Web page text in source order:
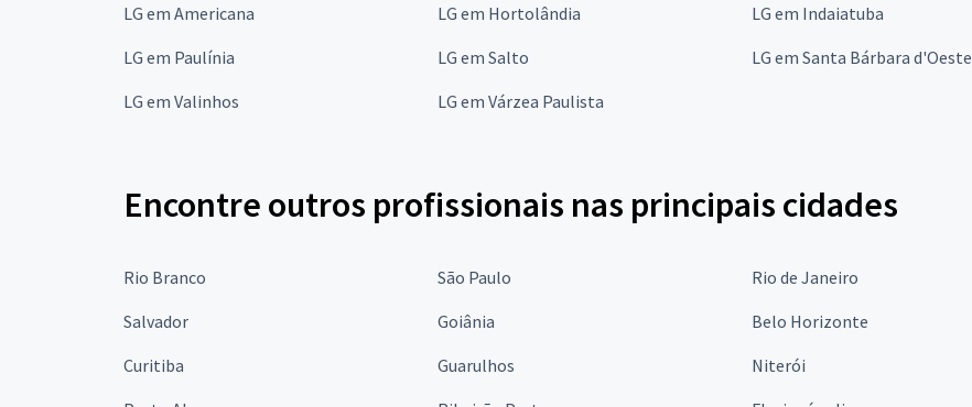
LG em Americana LG em Hortolândia LG em Indaiatuba
LG em Paulínia
LG em Salto LG em Santa Bárbara d'Oeste
LG em Valinhos
LG em Várzea Paulista
Encontre outros profissionais nas principais cidades
Rio Branco São Paulo Rio de Janeiro
Salvador
Goiânia Belo Horizonte
Curitiba
Guarulhos Niterói